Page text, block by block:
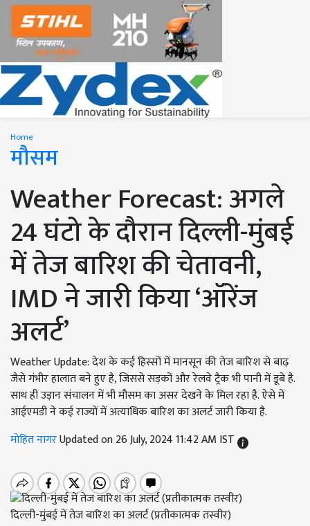
Home
मौसम
Weather Forecast: अगले
24 घंटो के दौरान दिल्ली-मुंबई
में तेज बारिश की चेतावनी,
IMD ने जारी किया ‘ऑरेंज
अलर्ट’
Weather Update: देश के कई हिस्सों में मानसून की तेज बारिश से बाढ़
जैसे गंभीर हालात बने हुए है, जिससे सड़कों और रेलवे ट्रैक भी पानी में डूबे है.
साथ ही उड़ान संचालन में भी मौसम का असर देखने के मिल रहा है. ऐसे में
आईएमडी ने कई राज्यों में अत्याधिक बारिश का अलर्ट जारी किया है.
मोहित नागरUpdated on 26 July, 2024 11:42 AM IST
दिल्ली-मुंबई में तेज बारिश का अलर्ट (प्रतीकात्मक तस्वीर)